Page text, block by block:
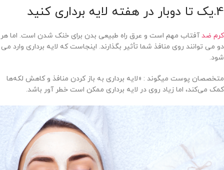
4.یک تا دوبار در هفته لایه برداری کنید
کرم ضدآفتاب مهم است و عرق راه طبیعی بدن برای خنک شدن است. اما هر
دو می توانند روی منافذ شما تأثیر بگذارند. اینجاست که لایه برداری وارد می
شود.
متخصصان پوست میگوند : «لایه برداری به باز کردن منافذ و کاهش لکه‌ها
کمک می‌کند، اما زیاد روی در لایه برداری ممکن است خطر آور باشد.